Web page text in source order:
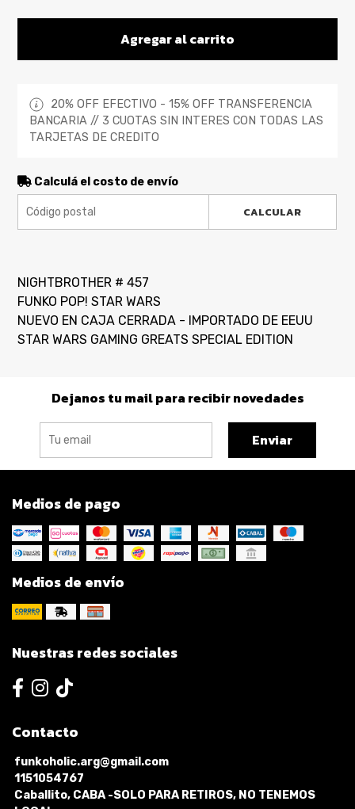
Agregar al carrito
20% OFF EFECTIVO - 15% OFF TRANSFERENCIA
BANCARIA // 3 CUOTAS SIN INTERES CON TODAS LAS
TARJETAS DE CREDITO
Calculá el costo de envío
CALCULAR
NIGHTBROTHER # 457
FUNKO POP! STAR WARS
NUEVO EN CAJA CERRADA - IMPORTADO DE EEUU
STAR WARS GAMING GREATS SPECIAL EDITION
Dejanos tu mail para recibir novedades
Enviar
Medios de pago
Medios de envío
Nuestras redes sociales
Contacto
funkoholic.arg@gmail.com
1151054767
Caballito, CABA -SOLO PARA RETIROS, NO TENEMOS